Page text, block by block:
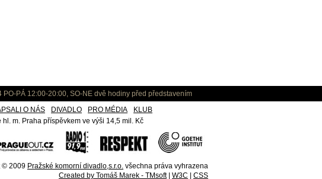
PÁ 12:00-20:00, SO-NE dvě hodiny před představením
O NÁS DIVADLO PRO MÉDIA
KLUB
m. Praha příspěvkem ve výši 14,5 mil. Kč
© 2009 Pražské komorní divadlo,s.r.o. všechna práva vyhrazena
Created by Tomáš Marek - TMsoft| W3C CSS